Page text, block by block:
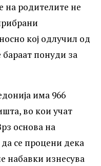
на родителите не
кој одлучил од
понуди за
има 966
во кои учат
основа на
се процени дека
набавки изнесува